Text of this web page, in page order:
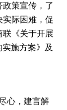
策宣传，了
际困难，促
联《关于开展
施方案》及
心，建言解